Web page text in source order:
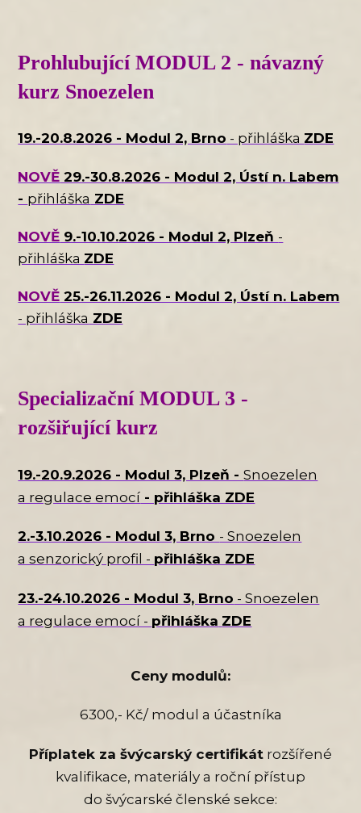
Prohlubující MODUL 2 - návazný
kurz Snoezelen
19.-20.8.2026 - Modul 2, Brno - přihláška ZDE
NOVĚ 29.-30.8.2026 - Modul 2, Ústí n. Labem
- přihláška ZDE
NOVĚ 9.-10.10.2026 - Modul 2, Plzeň -
přihláška ZDE
NOVĚ 25.-26.11.2026 - Modul 2, Ústí n. Labem
- přihláška ZDE
Specializační MODUL 3 -
rozšiřující kurz
19.-20.9.2026 - Modul 3, Plzeň -Snoezelen
a regulace emocí - přihláška ZDE
2.-3.10.2026 - Modul 3, Brno - Snoezelen
a senzorický profil - přihláška ZDE
23.-24.10.2026 - Modul 3, Brno - Snoezelen
a regulace emocí - přihláška ZDE
Ceny modulů:
6300,- Kč/ modul a účastníka
Příplatek za švýcarský certifikát rozšířené
kvalifikace, materiály a roční přístup
do švýcarské členské sekce: